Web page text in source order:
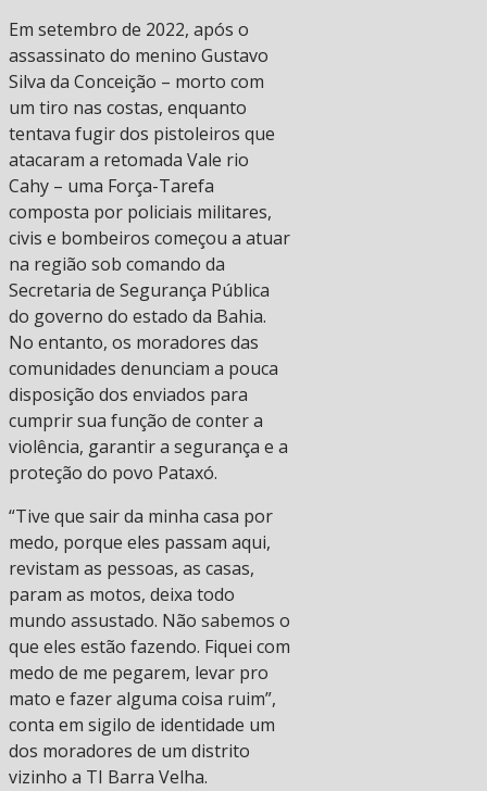
Em setembro de 2022, após o
assassinato do menino Gustavo
Silva da Conceição – morto com
um tiro nas costas, enquanto
tentava fugir dos pistoleiros que
atacaram a retomada Vale rio
Cahy – uma Força-Tarefa
composta por policiais militares,
civis e bombeiros começou a atuar
na região sob comando da
Secretaria de Segurança Pública
do governo do estado da Bahia.
No entanto, os moradores das
comunidades denunciam a pouca
disposição dos enviados para
cumprir sua função de conter a
violência, garantir a segurança e a
proteção do povo Pataxó.
“Tive que sair da minha casa por
medo, porque eles passam aqui,
revistam as pessoas, as casas,
param as motos, deixa todo
mundo assustado. Não sabemos o
que eles estão fazendo. Fiquei com
medo de me pegarem, levar pro
mato e fazer alguma coisa ruim”,
conta em sigilo de identidade um
dos moradores de um distrito
vizinho a TI Barra Velha.